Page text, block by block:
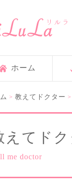
ホーム
> 教えてドクター >
えてドク
me doctor